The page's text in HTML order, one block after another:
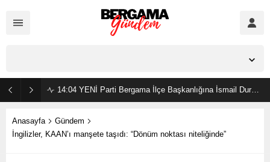
14:04 YENİ Parti Bergama İlçe Başkanlığına İsmail Durmaz görevlendirildi
Anasayfa
Gündem
İngilizler, KAAN’ı manşete taşıdı: “Dönüm noktası niteliğinde”